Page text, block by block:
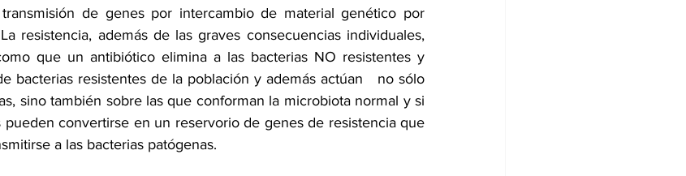
de genes por intercambio de material genético por
resistencia, además de las graves consecuencias individuales,
que un antibiótico elimina a las bacterias NO resistentes y
bacterias resistentes de la población y además actúan   no sólo
sino también sobre las que conforman la microbiota normal y si
pueden convertirse en un reservorio de genes de resistencia que
a las bacterias patógenas.